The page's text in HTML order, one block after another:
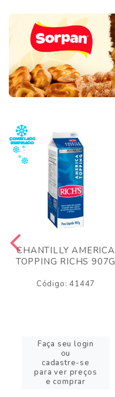
CHANTILLY AMERICA
TOPPING RICHS 907G
Código: 41447
Faça seu login
ou
cadastre-se
para ver preços
e comprar